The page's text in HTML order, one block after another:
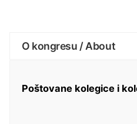
O kongresu / About
Poštovane kolegice i